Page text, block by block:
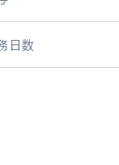
日数